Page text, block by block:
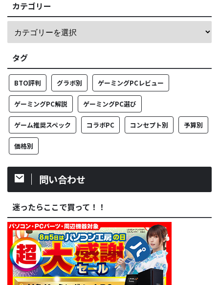
カテゴリー
タグ
BTO評判 グラボ別 ゲーミングPCレビュー
ゲーミングPC解説 ゲーミングPC選び
ゲーム推奨スペック コラボPC コンセプト別 予算別
価格別
問い合わせ
迷ったらここで買って！！